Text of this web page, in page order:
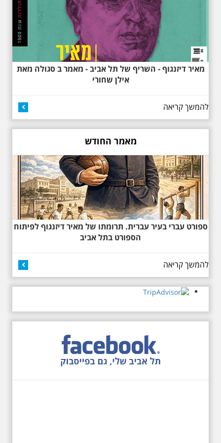
באוהאוס בלילה
"הלילה לבן" - "באוהאוס
בלילה" -בעקבות
האדריכלים הגדולים של
תל אביב וההתפתחות של
הסגנון הבינלאומי בתל
בואו ונהנה יחד ב"לילה הלבן" התל
אביב ב , לסיור מיוחד מרשים, סיור
באוהאוס לילי, בעקבות 104 שנה
לסגנון הבינלאומי בתל אביב. סיפור
מעונות עובדים, גינת רות, כיכר
דזיזנגוף וגם על חייה של ג'ניה
אוורבוך, מלכת העיר הלבנה ומי
שזכתה בפרס ראשון ב 1934 לתכנון
כיכר דיזנגוף. מחיר הסיור 150
27.6.2026 - שבת בשעה
כביר - הנסתר והגלוי וגם
ביקור מיוחד בכנסיה
הרוסית
לראשונה ניתנת אפשרות בסיור
מאיר דיזנגוף - השריף של תל אביב - מאמר ב סגולה מאת
אילן שחורי
להמשך קריאה
מאמר החודש
ספורט עברי בעיר עברית. תרומתו של מאיר דיזנגוף לפיתוח
הספורט בתל אביב
להמשך קריאה